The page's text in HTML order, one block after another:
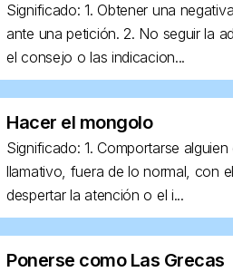
Significado: 1. Obtener una
ante una petición. 2. No seguir la
el consejo o las indicacion...
Hacer el mongolo
Significado: 1. Comportarse
llamativo, fuera de lo normal, con
despertar la atención o el i...
Ponerse como Las Grecas